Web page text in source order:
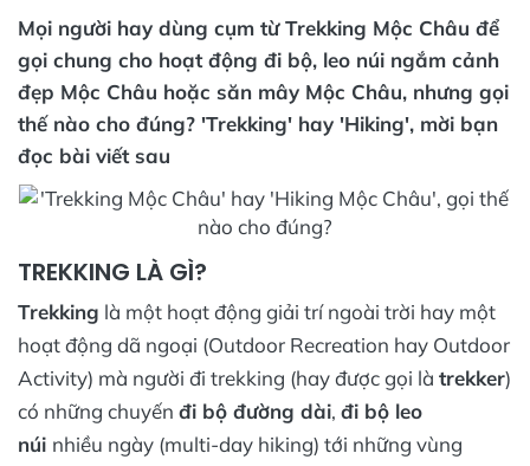
Mọi người hay dùng cụm từ Trekking Mộc Châu để
gọi chung cho hoạt động đi bộ, leo núi ngắm cảnh
đẹp Mộc Châu hoặc săn mây Mộc Châu, nhưng gọi
thế nào cho đúng? 'Trekking' hay 'Hiking', mời bạn
đọc bài viết sau
TREKKING LÀ GÌ?
Trekking là một hoạt động giải trí ngoài trời hay một
hoạt động dã ngoại (Outdoor Recreation hay Outdoor
Activity) mà người đi trekking (hay được gọi là trekker)
có những chuyến đi bộ đường dài, đi bộ leo
núi nhiều ngày (multi-day hiking) tới những vùng